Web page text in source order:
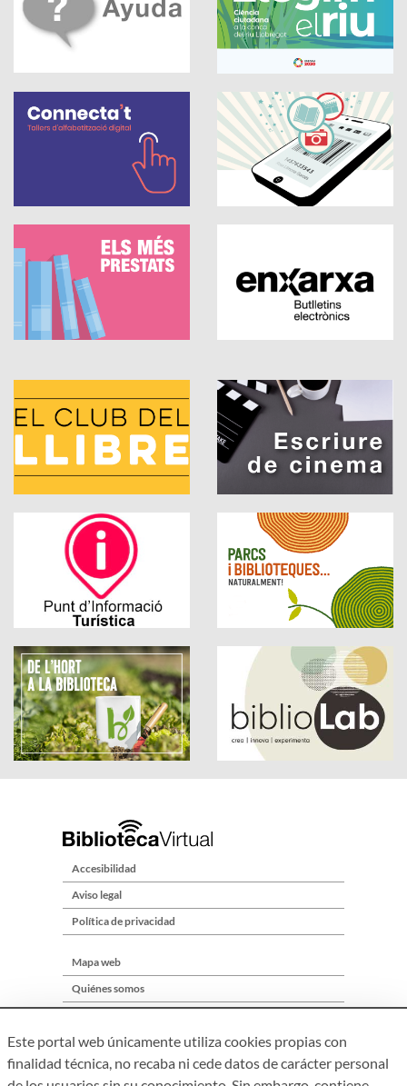
Accesibilidad
Aviso legal
Política de privacidad
Mapa web
Quiénes somos
Este portal web únicamente utiliza cookies propias con
finalidad técnica, no recaba ni cede datos de carácter personal